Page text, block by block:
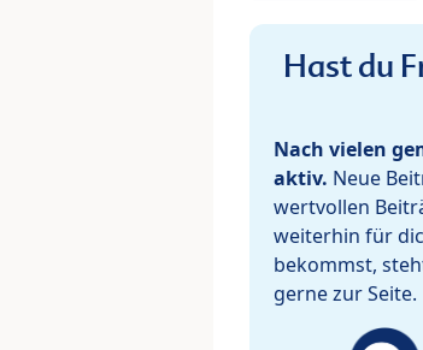
Hast du
Nach vielen
aktiv. Neue
wertvollen
weiterhin für
bekommst,
gerne zur Seite.